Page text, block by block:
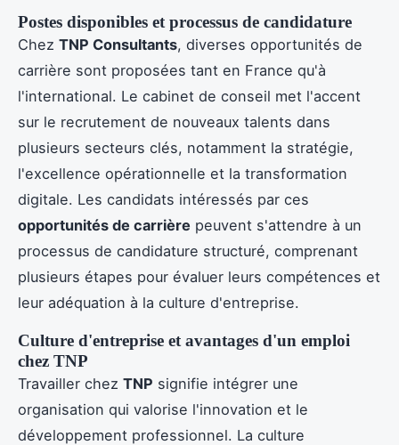
Postes disponibles et processus de candidature
Chez TNP Consultants, diverses opportunités de
carrière sont proposées tant en France qu'à
l'international. Le cabinet de conseil met l'accent
sur le recrutement de nouveaux talents dans
plusieurs secteurs clés, notamment la stratégie,
l'excellence opérationnelle et la transformation
digitale. Les candidats intéressés par ces
opportunités de carrière peuvent s'attendre à un
processus de candidature structuré, comprenant
plusieurs étapes pour évaluer leurs compétences et
leur adéquation à la culture d'entreprise.
Culture d'entreprise et avantages d'un emploi
chez TNP
Travailler chez TNP signifie intégrer une
organisation qui valorise l'innovation et le
développement professionnel. La culture